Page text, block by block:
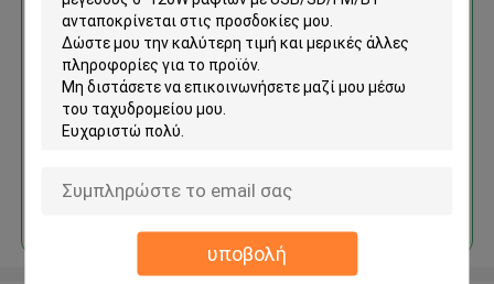
υποβολή
Νέος έφθασε 19» ενισχυτής
αναμικτών μητρών μεγέθους
6*120W ραφιών με
USB/SD/FM/BT
Να συνεχίσει